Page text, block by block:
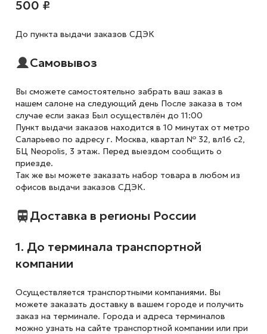
500 ₽
До пункта выдачи заказов СДЭК
Самовывоз
Вы сможете самостоятельно забрать ваш заказ в
нашем салоне на следующий день После заказа в том
случае если заказ Был осуществлён до 11:00
Пункт выдачи заказов находится в 10 минутах от метро
Саларьево по адресу г. Москва, квартал № 32, вл16 с2,
БЦ Neopolis, 3 этаж. Перед выездом сообщить о
приезде.
Так же вы можете заказать набор товара в любом из
офисов выдачи заказов СДЭК.
Доставка в регионы России
1. До терминала транспортной
компании
Осуществляется транспортными компаниями. Вы
можете заказать доставку в вашем городе и получить
заказ на терминале. Города и адреса терминалов
можно узнать на сайте транспортной компании или при